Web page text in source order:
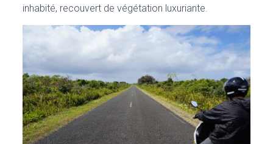
inhabité, recouvert de végétation luxuriante.